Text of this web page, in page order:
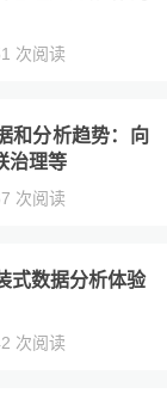
次阅读
和分析趋势：向
治理等
次阅读
式数据分析体验
次阅读